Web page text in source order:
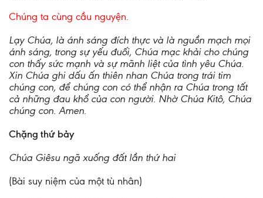
Chúng ta cùng cầu nguyện.
Lạy Chúa, là ánh sáng đích thực và là nguồn mạch mọi
ánh sáng, trong sự yếu đuối, Chúa mạc khải cho chúng
con thấy sức mạnh và sự mãnh liệt của tình yêu Chúa.
Xin Chúa ghi dấu ấn thiên nhan Chúa trong trái tim
chúng con, để chúng con có thể nhận ra Chúa trong tất
cả những đau khổ của con người. Nhờ Chúa Kitô, Chúa
chúng con. Amen.
Chặng thứ bảy
Chúa Giêsu ngã xuống đất lần thứ hai
(Bài suy niệm của một tù nhân)